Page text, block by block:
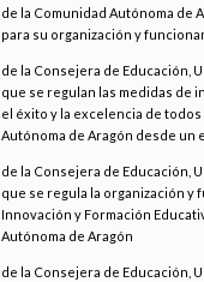
de la Comunidad Autónoma de
para su organización y
de la Consejera de Educación,
que se regulan las medidas de
el éxito y la excelencia de
Autónoma de Aragón desde un
de la Consejera de Educación,
que se regula la organización
Innovación y Formación
Autónoma de Aragón
de la Consejera de Educación,